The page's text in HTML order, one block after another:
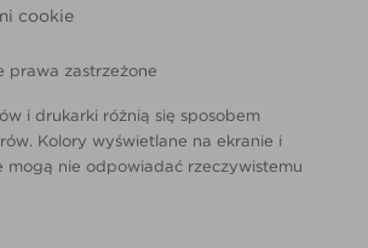
cookie
prawa zastrzeżone
i drukarki różnią się sposobem
Kolory wyświetlane na ekranie i
mogą nie odpowiadać rzeczywistemu